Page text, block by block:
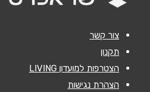
שליחה
צור קשר
תקנון
הצטרפות למועדון LIVING
הצהרת נגישות